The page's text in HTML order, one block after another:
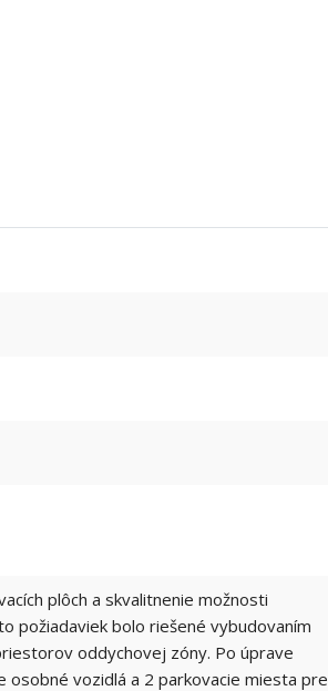
plôch a skvalitnenie možnosti
požiadaviek bolo riešené vybudovaním
oddychovej zóny. Po úprave
osobné vozidlá a 2 parkovacie miesta pre